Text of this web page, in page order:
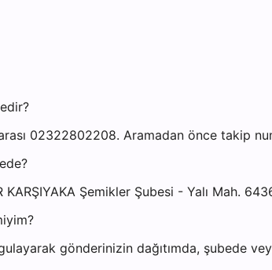
02322802208. Aramadan önce takip
Şemikler Şubesi - Yalı Mah.
gönderinizin dağıtımda, şubede